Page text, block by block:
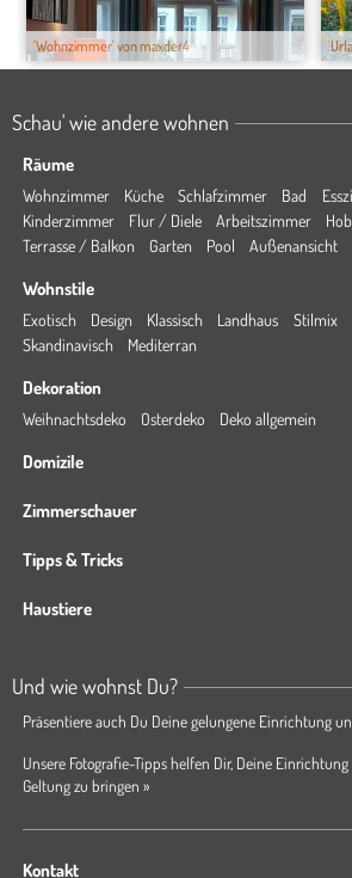
'Wohnzimmer' von maxder4
Schau' wie andere wohnen
Räume
Wohnzimmer Küche Schlafzimmer Bad
Kinderzimmer
Flur / Diele Arbeitszimmer
Terrasse / Balkon
Garten Pool Außenansicht
Wohnstile
Exotisch Design Klassisch Landhaus Stilmix
Skandinavisch
Mediterran
Dekoration
Weihnachtsdeko Osterdeko Deko allgemein
Domizile
Zimmerschauer
Tipps & Tricks
Haustiere
Und wie wohnst Du?
Präsentiere auch Du Deine gelungene Einrichtung
Unsere Fotografie-Tipps helfen Dir, Deine
Geltung zu bringen »
Kontakt